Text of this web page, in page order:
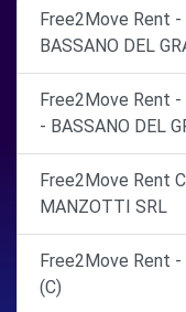
Free2Move Rent -
BASSANO DEL
Free2Move Rent -
- BASSANO DEL
Free2Move Rent
MANZOTTI SRL
Free2Move Rent
(C)